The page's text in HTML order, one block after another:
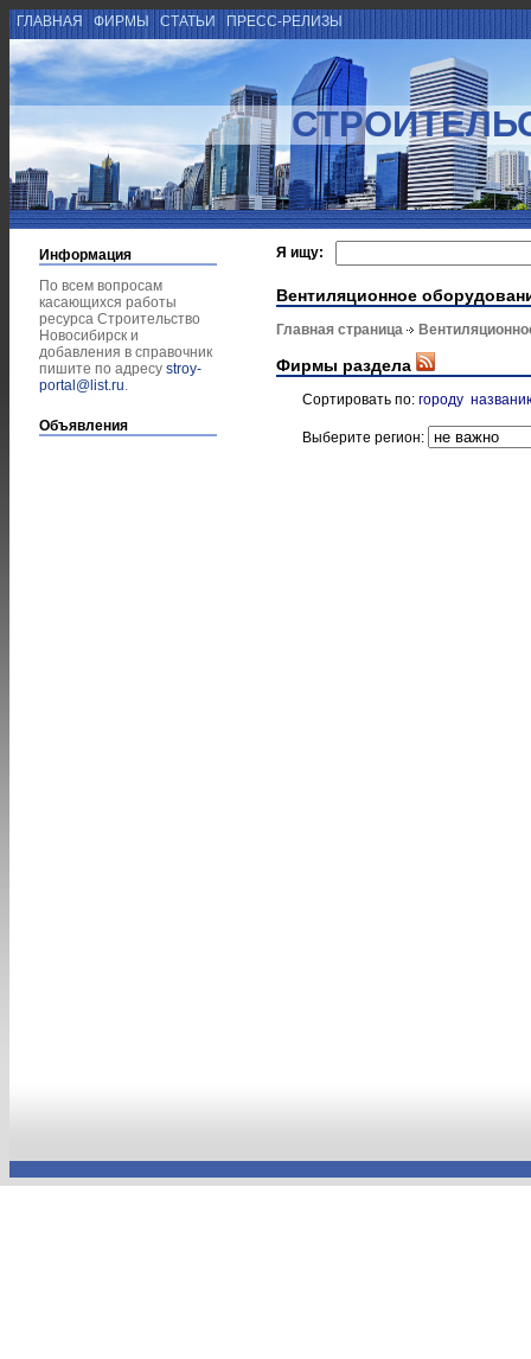
ГЛАВНАЯ ФИРМЫ СТАТЬИ ПРЕСС-РЕЛИЗЫ
Информация
По всем вопросам
касающихся работы
ресурса Строительство
Новосибирск и
добавления в справочник
пишите по адресу stroy-
portal@list.ru.
Объявления
Я ищу:
Вентиляционное
Главная страница
Фирмы раздела
Сортировать по: городу
Выберите регион: